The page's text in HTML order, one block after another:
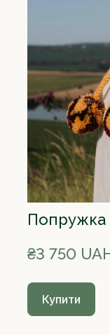
Попружка
₴3 750
Купити